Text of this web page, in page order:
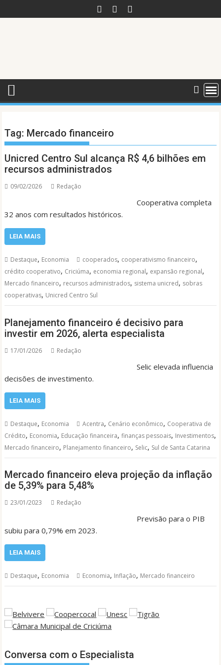
to
Tag: Mercado financeiro
Unicred Centro Sul alcança R$ 4,6 bilhões em
recursos administrados
09/02/2026 Redação
Cooperativa completa
32 anos com resultados históricos.
LEIA MAIS
Destaque, Economia cooperados, cooperativismo financeiro,
crédito cooperativo, Criciúma, economia regional, expansão regional,
Mercado financeiro, recursos administrados, sistema unicred, sobras
cooperativas, Unicred Centro Sul
Planejamento financeiro é decisivo para
investir em 2026, alerta especialista
17/01/2026 Redação
Selic elevada influencia
decisões de investimento.
LEIA MAIS
Destaque, Economia Acentra, Cenário econômico, Cooperativa de
Crédito, Economia, Educação financeira,finanças pessoais, Investimentos,
Mercado financeiro, Planejamento financeiro, Selic, Sul de Santa Catarina
Mercado financeiro eleva projeção da inflação
de 5,39% para 5,48%
23/01/2023 Redação
Previsão para o PIB
subiu para 0,79% em 2023.
LEIA MAIS
Destaque, Economia Economia, Inflação, Mercado financeiro
Conversa com o Especialista